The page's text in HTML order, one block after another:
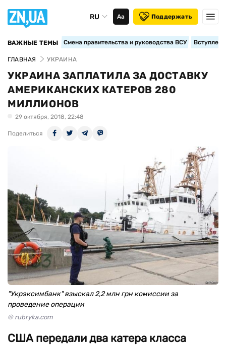
RU Аа Поддержать
ВАЖНЫЕ ТЕМЫ Смена правительства и руководства ВСУ
ГЛАВНАЯ УКРАИНА
УКРАИНА ЗАПЛАТИЛА ЗА ДОСТАВКУ
АМЕРИКАНСКИХ КАТЕРОВ 280
МИЛЛИОНОВ
29 октября, 2018, 22:48
Поделиться
"Укрэксимбанк" взыскал 2,2 млн грн комиссии за
проведение операции
© rubryka.com
США передали два катера класса